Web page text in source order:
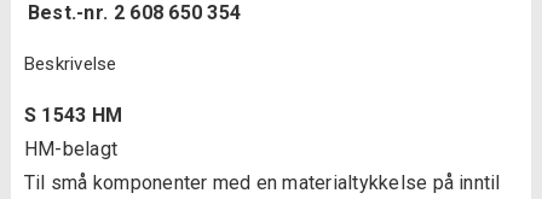
Best.-nr. 2 608 650 354
Beskrivelse
S 1543 HM
HM-belagt
Til små komponenter med en materialtykkelse på inntil